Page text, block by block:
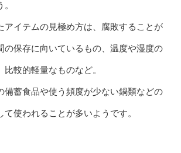
アイテムの見極め方は、腐敗することが
の保存に向いているもの、温度や湿度の
較的軽量なものなど。
備蓄食品や使う頻度が少ない鍋類などの
て使われることが多いようです。